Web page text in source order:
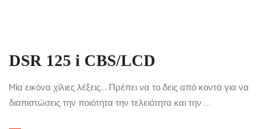
DSR 125 i CBS/LCD
Mία εικόνα χίλιες λέξεις… Πρέπει να το δεις από κοντά για να
διαπιστώσεις την ποιότητα την τελειότητα και την ...